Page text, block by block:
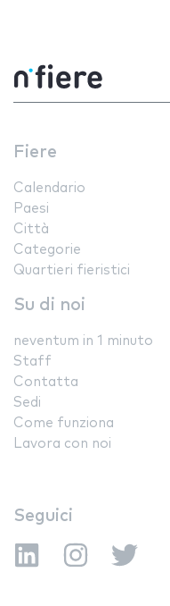
Fiere
Calendario
Paesi
Città
Categorie
Quartieri fieristici
Su di noi
neventum in 1 minuto
Staff
Contatta
Sedi
Come funziona
Lavora con noi
Seguici